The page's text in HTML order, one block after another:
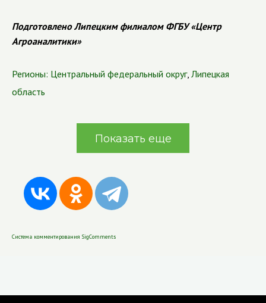
Подготовлено Липецким филиалом ФГБУ «Центр
Агроаналитики»
Регионы: Центральный федеральный округ, Липецкая
область
Показать еще
Система комментирования SigComments